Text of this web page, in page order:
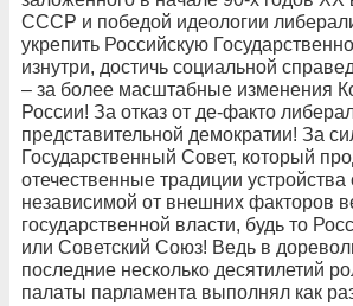
СССР и победой идеологии
укрепить Российскую
изнутри, достичь социальной
– за более масштабные изменения
России! За отказ от де-факто
представительной демократии! За
Государственный Совет, который
отечественные традиции устройства
независимой от внешних факторов
государственной власти, будь то
или Советский Союз! Ведь в
последние несколько десятилетий
палаты парламента выполнял как